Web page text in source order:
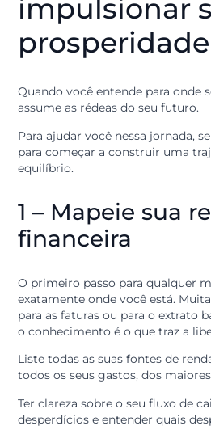
Educação
passos para
impulsionar
Quando você entende para
assume as rédeas do seu
para começar a construir uma
equilíbrio.
1 – Mapeie sua
financeira
O primeiro passo para